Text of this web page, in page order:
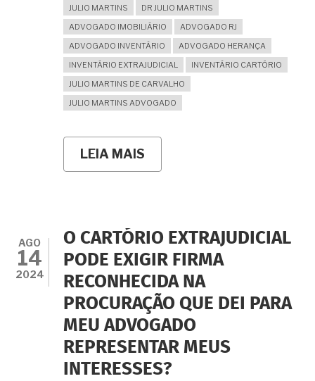
DE
UNIÃO
ESTÁVEL
POR
VIA
ADMINISTRATIVA.
JULIO MARTINS
DR JULIO MARTINS
ADVOGADO IMOBILIÁRIO
ADVOGADO RJ
ADVOGADO INVENTÁRIO
ADVOGADO HERANÇA
INVENTÁRIO EXTRAJUDICIAL
INVENTÁRIO CARTÓRIO
JULIO MARTINS DE CARVALHO
JULIO MARTINS ADVOGADO
LEIA MAIS
CONSTRUÍ
JÁ
FALECIDO
SOGRO
E
LOGO
DEPOIS
MEU
MARIDO
FALECEU.
COMO
FICA
MINHA
AGO
14
2024
O CARTÓRIO EXTRAJUDICIAL
PODE EXIGIR FIRMA
RECONHECIDA NA
PROCURAÇÃO QUE DEI PARA
MEU ADVOGADO
REPRESENTAR MEUS
INTERESSES?